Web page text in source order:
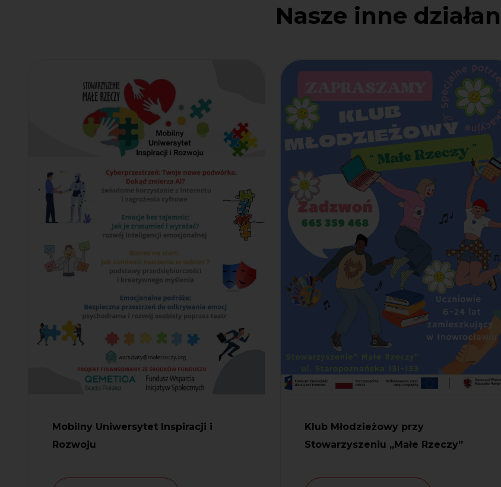
Nasze inne
Mobilny Uniwersytet Inspiracji i
Rozwoju
Klub Młodzieżowy przy
Stowarzyszeniu „Małe Rzeczy”